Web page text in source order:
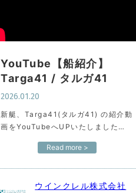
YouTube【船紹介】
Targa41 / タルガ41
2026.01.20
新艇、Targa41(タルガ41) の紹介動
画をYouTubeへUPいたしました
従来Targa37の次は46というTarga
Read more >
ウインクレル株式会社